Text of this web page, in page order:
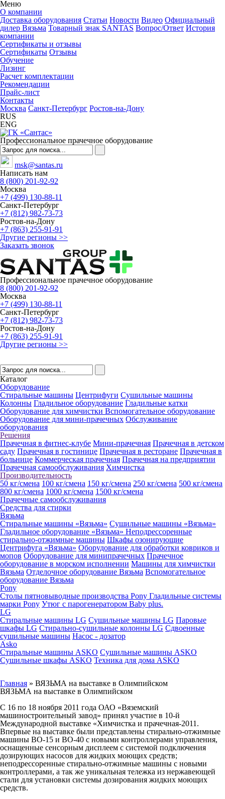
Меню
О компании
Доставка оборудования Статьи Новости Видео Официальный
дилер Вязьма Товарный знак SANTAS Вопрос/Ответ История
компании
Сертификаты и отзывы
Сертификаты Отзывы
Обучение
Лизинг
Расчет комплектации
Рекомендации
Прайс-лист
Контакты
Москва Санкт-Петербург Ростов-на-Дону
RUS
ENG
Профессиональное прачечное оборудование
msk@santas.ru
Написать нам
8 (800) 201-92-92
Москва
+7 (499) 130-88-11
Санкт-Петербург
+7 (812) 982-73-73
Ростов-на-Дону
+7 (863) 255-91-91
Другие регионы >>
Заказать звонок
Профессиональное прачечное оборудование
8 (800) 201-92-92
Москва
+7 (499) 130-88-11
Санкт-Петербург
+7 (812) 982-73-73
Ростов-на-Дону
+7 (863) 255-91-91
Другие регионы >>
Каталог
Оборудование
Стиральные машины Центрифуги Сушильные машины
Колонны Гладильное оборудование Гладильные катки
Оборудование для химчистки Вспомогательное оборудование
Оборудование для мини-прачечных Обслуживание
оборудования
Решения
Прачечная в фитнес-клубе Мини-прачечная Прачечная в детском
саду Прачечная в гостинице Прачечная в ресторане Прачечная в
больнице Коммерческая прачечная Прачечная на предприятии
Прачечная самообслуживания Химчистка
Производительность
50 кг/смена 100 кг/смена 150 кг/смена 250 кг/смена 500 кг/смена
800 кг/смена 1000 кг/смена 1500 кг/смена
Прачечные самообслуживания
Средства для стирки
Вязьма
Стиральные машины «Вязьма» Сушильные машины «Вязьма»
Гладильное оборудование «Вязьма» Неподрессоренные
стирально-отжимные машины Шкафы озонирующие
Центрифуга «Вязьма» Оборудование для обработки ковриков и
мопов Оборудование для минипрачечных Прачечное
оборудование в морском исполнении Машины для химчистки
Вязьма Отделочное оборудование Вязьма Вспомогательное
оборудование Вязьма
Pony
Столы пятновыводные производства Pony Гладильные системы
марки Pony Утюг с парогенератором Baby plus.
LG
Стиральные машины LG Сушильные машины LG Паровые
шкафы LG Стирально-сушильные колонны LG Сдвоенные
сушильные машины Насос - дозатор
Asko
Стиральные машины ASKO Сушильные машины ASKO
Сушильные шкафы ASKO Техника для дома ASKO
Главная » ВЯЗЬМА на выставке в Олимпийском
ВЯЗЬМА на выставке в Олимпийском
С 16 по 18 ноября 2011 года ОАО «Вяземский
машиностроительный завод» принял участие в 10-й
Международной выставке «Химчистка и прачечная-2011.
Впервые на выставке были представлены стирально-отжимные
машины ВО-15 и ВО-40 с новыми контроллерами управления,
оснащенные сенсорным дисплеем с системой подключения
дозирующих насосов для жидких моющих средств;
неподрессоренные стирально-отжимные машины с новыми
контроллерами, а так же уникальная тележка из нержавеющей
стали для установки системы дозирования жидких моющих
средств.